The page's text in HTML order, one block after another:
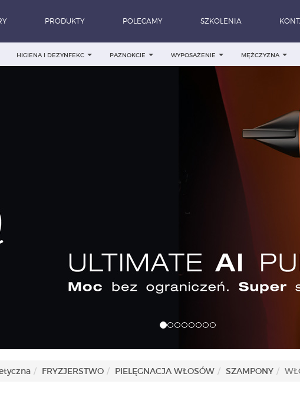
PRODUKTY POLECAMY SZKOLENIA
HIGIENA I DEZYNFEKC PAZNOKCIE WYPOSAŻENIE MĘŻCZYZNA
FRYZJERSTWO PIELĘGNACJA WŁOSÓW SZAMPONY